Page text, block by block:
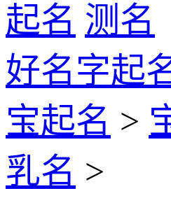
起名 测名
好名字起
宝起名 >
乳名 >